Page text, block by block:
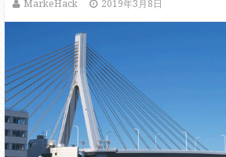
MarkeHack 2019年3月8日